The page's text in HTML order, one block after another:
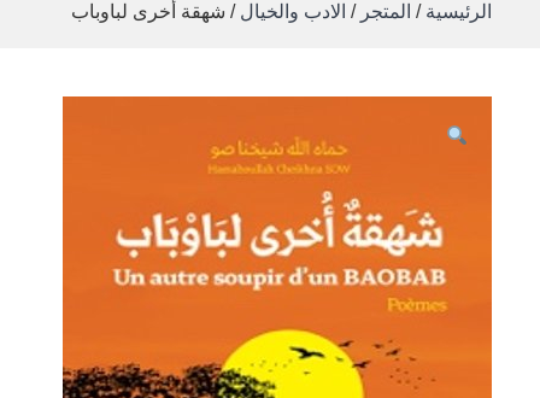
الرئيسية / المتجر / الادب والخيال / شهقة أخرى لباوباب